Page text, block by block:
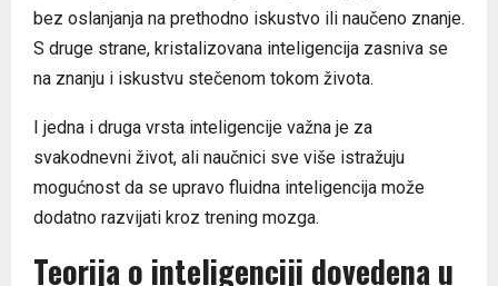
bez oslanjanja na prethodno iskustvo ili naučeno znanje.
S druge strane, kristalizovana inteligencija zasniva se
na znanju i iskustvu stečenom tokom života.
I jedna i druga vrsta inteligencije važna je za
svakodnevni život, ali naučnici sve više istražuju
mogućnost da se upravo fluidna inteligencija može
dodatno razvijati kroz trening mozga.
Teorija o inteligenciji dovedena u